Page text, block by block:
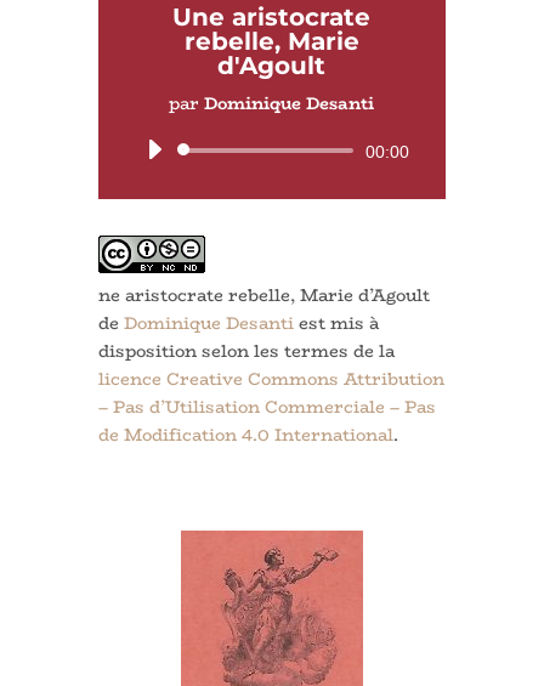
Une aristocrate
rebelle, Marie
d'Agoult
parDominique Desanti
Lecteur
00:00
ne aristocrate rebelle, Marie d’Agoult
de Dominique Desantiest mis à
disposition selon les termes de la
licence Creative Commons Attribution
– Pas d’Utilisation Commerciale – Pas
de Modification 4.0 International.